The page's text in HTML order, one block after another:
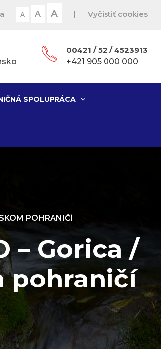
A A A | Vyčistiť cookies
00421 / 52 / 4523913
+421 905 000 000
SPOLUPRÁCA
POHRANIČÍ
– Gorica /
pohraničí